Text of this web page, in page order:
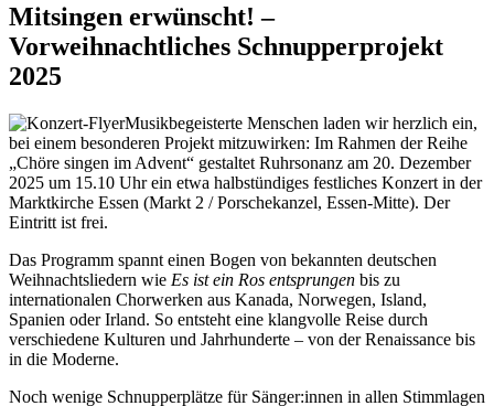
Mitsingen erwünscht! –
Vorweihnachtliches Schnupperprojekt
2025
Musikbegeisterte Menschen laden wir herzlich ein,
bei einem besonderen Projekt mitzuwirken: Im Rahmen der Reihe
„Chöre singen im Advent“ gestaltet Ruhrsonanz am 20. Dezember
2025 um 15.10 Uhr ein etwa halbstündiges festliches Konzert in der
Marktkirche Essen (Markt 2 / Porschekanzel, Essen-Mitte). Der
Eintritt ist frei.
Das Programm spannt einen Bogen von bekannten deutschen
Weihnachtsliedern wie Es ist ein Ros entsprungen bis zu
internationalen Chorwerken aus Kanada, Norwegen, Island,
Spanien oder Irland. So entsteht eine klangvolle Reise durch
verschiedene Kulturen und Jahrhunderte – von der Renaissance bis
in die Moderne.
Noch wenige Schnupperplätze für Sänger:innen in allen Stimmlagen